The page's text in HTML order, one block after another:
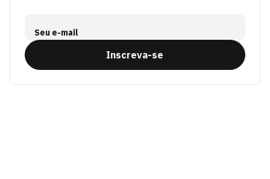
Seu e-mail
Inscreva-se